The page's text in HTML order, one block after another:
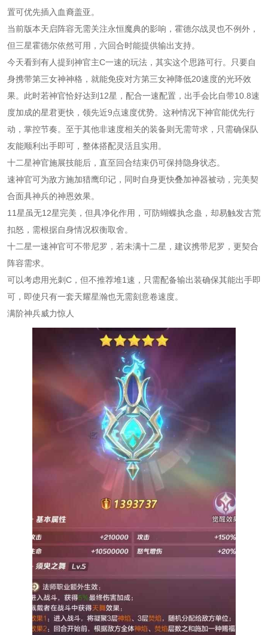
置可优先插入血裔盖亚。
当前版本天启阵容无需关注永恒魔典的影响，霍德尔战灵也不例外，
但三星霍德尔依然可用，六回合时能提供输出支持。
今天看到有人提到神官主C一速的玩法，其实这个思路可行。只要自
身携带第三女神神格，就能免疫对方第三女神降低20速度的光环效
果。此时若神官恰好达到12星，配合一速配置，出手会比自带10.8速
度加成的星君更快，领先近9点速度优势。这种情况下神官能优先行
动，掌控节奏。至于其他非速度相关的装备则无需苛求，只需确保队
友能顺利出手即可，整体搭配灵活且实用。
十二星神官施展技能后，直至回合结束仍可保持隐身状态。
速神官可为敌方施加猎鹰印记，同时自身更快叠加神器被动，完美契
合面具神兵的神恩效果。
11星虽无12星完美，但具净化作用，可防蝴蝶执念蛊，却易触发古荒
扣怒，需根据自身情况权衡取舍。
十二星一速神官可不带尼罗，若未满十二星，建议携带尼罗，更契合
阵容需求。
可以考虑用光刺C，但不推荐堆1速，只需配备输出装确保其能出手即
可，即使只有一套天耀星瀚也无需刻意卷速度。
满阶神兵威力惊人